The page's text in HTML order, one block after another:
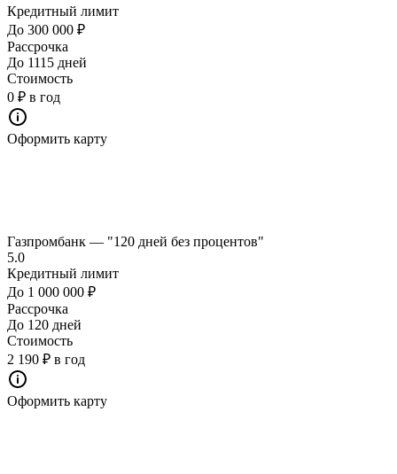
Кредитный лимит
До 300 000 ₽
Рассрочка
До 1115 дней
Стоимость
0 ₽ в год
Оформить карту
Газпромбанк — "120 дней без процентов"
5.0
Кредитный лимит
До 1 000 000 ₽
Рассрочка
До 120 дней
Стоимость
2 190 ₽ в год
Оформить карту